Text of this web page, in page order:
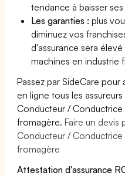
tendance à baisser ses
Les garanties :plus
diminuez vos
d'assurance sera
machines en industrie
Passez par SideCare
en ligne tous les
Conducteur /
fromagère.Faire un devis
Conducteur /
fromagère
Attestation d'assurance